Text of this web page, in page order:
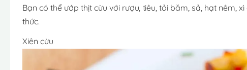
Bạn có thể ướp thịt cừu với rượu, tiêu, tỏi băm, sả, hạt nêm,
thức.
Xiên cừu